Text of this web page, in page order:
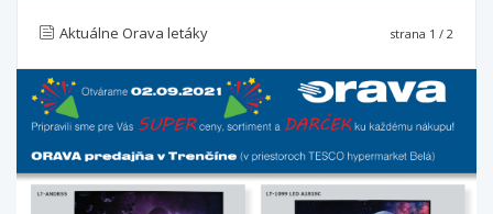
Aktuálne Orava letáky strana 1 / 2